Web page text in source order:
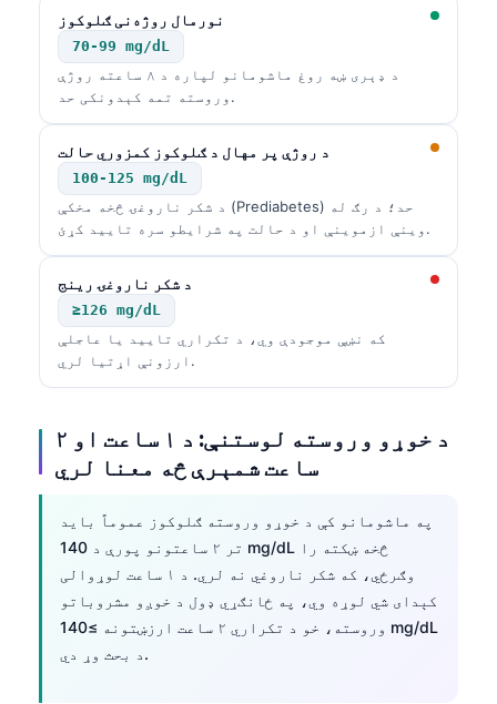
نورمال روژه‌نی ګلوکوز
70-99 mg/dL
د ډېری ښه روغ ماشومانو لپاره د ۸ ساعته روژې
وروسته تمه کېدونکی حد.
د روژې پر مهال د ګلوکوز کمزوري حالت
100-125 mg/dL
د شکر ناروغۍ څخه مخکې (Prediabetes) حد؛ د رګ له
وینې ازموینې او د حالت په شرایطو سره تایید کړئ.
د شکر ناروغۍ رینج
≥126 mg/dL
که نښې موجودې وي، د تکراري تایید یا عاجلې
ارزونې اړتیا لري.
د خوړو وروسته لوستنې: د ۱ ساعت او ۲
ساعت شمېرې څه معنا لري
په ماشومانو کې د خوړو وروسته ګلوکوز عموماً باید
تر ۲ ساعتونو پورې د 140 mg/dL څخه ښکته را
وګرځي، که شکر ناروغي نه لري. د ۱ ساعت لوړوالی
کېدای شي لوړه وي، په ځانګړي ډول د خوږو مشروباتو
وروسته، خو د تکراري ۲ ساعت ارزښتونه ≥140 mg/dL
د بحث وړ دي.